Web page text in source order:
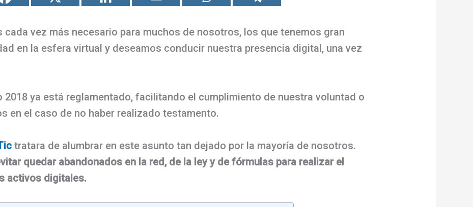
vez más necesario para muchos de nosotros, los que tenemos gran
en la esfera virtual y deseamos conducir nuestra presencia digital, una vez
2018 ya está reglamentado, facilitando el cumplimiento de nuestra voluntad o
en el caso de no haber realizado testamento.
tratara de alumbrar en este asunto tan dejado por la mayoría de nosotros.
quedar abandonados en la red, de la ley y de fórmulas para realizar el
activos digitales.